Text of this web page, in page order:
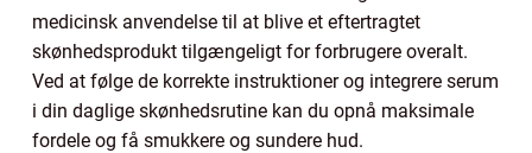
medicinsk anvendelse til at blive et eftertragtet
skønhedsprodukt tilgængeligt for forbrugere overalt.
Ved at følge de korrekte instruktioner og integrere serum
i din daglige skønhedsrutine kan du opnå maksimale
fordele og få smukkere og sundere hud.